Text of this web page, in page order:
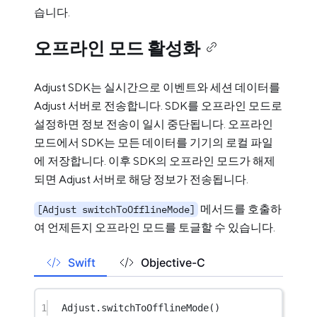
습니다.
오프라인 모드 활성화
Adjust SDK는 실시간으로 이벤트와 세션 데이터를
Adjust 서버로 전송합니다. SDK를 오프라인 모드로
설정하면 정보 전송이 일시 중단됩니다. 오프라인
모드에서 SDK는 모든 데이터를 기기의 로컬 파일
에 저장합니다. 이후 SDK의 오프라인 모드가 해제
되면 Adjust 서버로 해당 정보가 전송됩니다.
[Adjust switchToOfflineMode] 메서드를 호출하
여 언제든지 오프라인 모드를 토글할 수 있습니다.
Swift Objective-C
1 Adjust. switchToOfflineMode()